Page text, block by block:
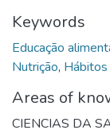
Keywords
Educação
Nutrição,
Areas of
CIENCIAS DA